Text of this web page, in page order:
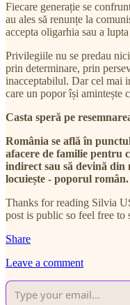
Fiecare generație se
au ales să renunțe la
accepta oligarhia sau a
Privilegiile nu se predau
prin determinare, prin
inacceptabilul. Dar cel mai
care un popor își amintește
Casta speră pe
România se află în
afacere de familie pentru
indirect sau să devină din
locuiește - poporul român.
Thanks for reading Silvia
post is public so feel free to
Share
Leave a comment